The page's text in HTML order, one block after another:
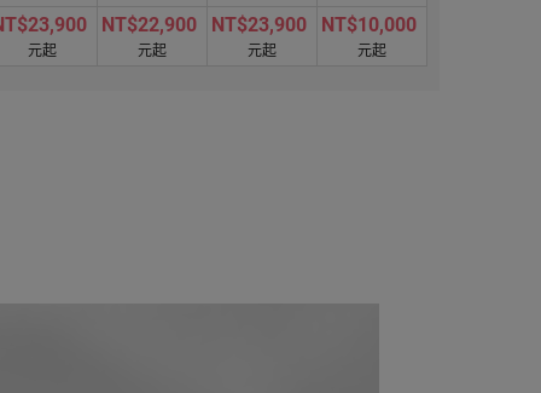
元起
NT$22,900
元起
NT$23,900
元起
NT$10,000
元起